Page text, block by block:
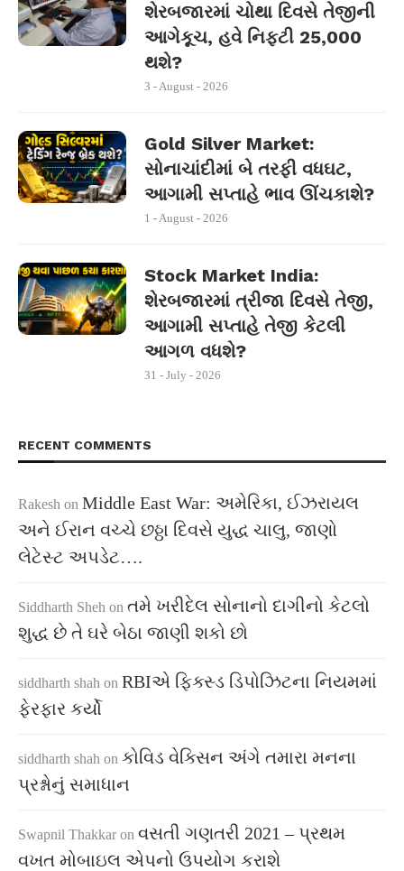
શેરબજારમાં ચોથા દિવસે તેજીની
આગેકૂચ, હવે નિફ્ટી 25,000
થશે?
3 - August - 2026
Gold Silver Market:
સોનાચાંદીમાં બે તરફી વધઘટ,
આગામી સપ્તાહે ભાવ ઊંચકાશે?
1 - August - 2026
Stock Market India:
શેરબજારમાં ત્રીજા દિવસે તેજી,
આગામી સપ્તાહે તેજી કેટલી
આગળ વધશે?
31 - July - 2026
RECENT COMMENTS
Rakesh on Middle East War: અમેરિકા, ઈઝરાયલ
અને ઈરાન વચ્ચે છઠ્ઠા દિવસે યુદ્ધ ચાલુ, જાણો
લેટેસ્ટ અપડેટ….
Siddharth Sheh on તમે ખરીદેલ સોનાનો દાગીનો કેટલો
શુદ્ધ છે તે ઘરે બેઠા જાણી શકો છો
siddharth shah on RBIએ ફિક્સ્ડ ડિપોઝિટના નિયમમાં
ફેરફાર કર્યો
siddharth shah on કોવિડ વેક્સિન અંગે તમારા મનના
પ્રશ્નોનું સમાધાન
Swapnil Thakkar on વસતી ગણતરી 2021 – પ્રથમ
વખત મોબાઇલ એપનો ઉપયોગ કરાશે